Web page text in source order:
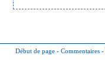
Début de page - Commentaires -